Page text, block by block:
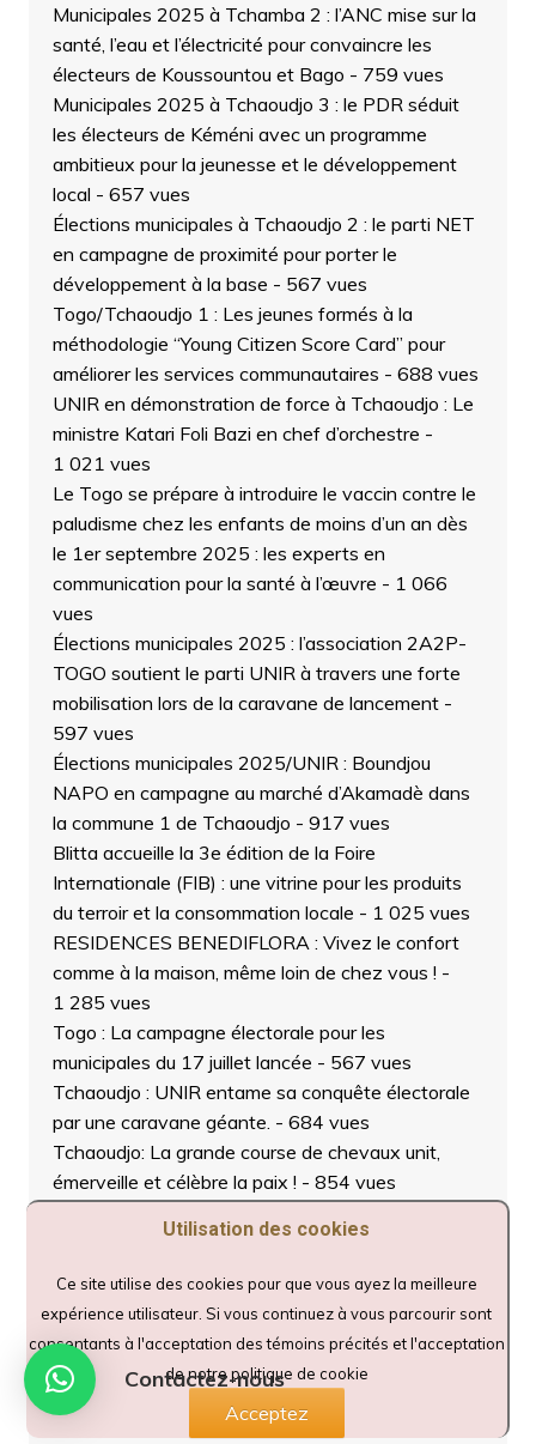
Municipales 2025 à Tchamba 2 : l’ANC mise sur la
santé, l’eau et l’électricité pour convaincre les
électeurs de Koussountou et Bago - 759 vues
Municipales 2025 à Tchaoudjo 3 : le PDR séduit
les électeurs de Kéméni avec un programme
ambitieux pour la jeunesse et le développement
local - 657 vues
Élections municipales à Tchaoudjo 2 : le parti NET
en campagne de proximité pour porter le
développement à la base - 567 vues
Togo/Tchaoudjo 1 : Les jeunes formés à la
méthodologie “Young Citizen Score Card” pour
améliorer les services communautaires - 688 vues
UNIR en démonstration de force à Tchaoudjo : Le
ministre Katari Foli Bazi en chef d’orchestre -
1 021 vues
Le Togo se prépare à introduire le vaccin contre le
paludisme chez les enfants de moins d’un an dès
le 1er septembre 2025 : les experts en
communication pour la santé à l’œuvre - 1 066
vues
Élections municipales 2025 : l’association 2A2P-
TOGO soutient le parti UNIR à travers une forte
mobilisation lors de la caravane de lancement-
597 vues
Élections municipales 2025/UNIR : Boundjou
NAPO en campagne au marché d’Akamadè dans
la commune 1 de Tchaoudjo - 917 vues
Blitta accueille la 3e édition de la Foire
Internationale (FIB) : une vitrine pour les produits
du terroir et la consommation locale - 1 025 vues
RESIDENCES BENEDIFLORA : Vivez le confort
comme à la maison, même loin de chez vous ! -
1 285 vues
Togo : La campagne électorale pour les
municipales du 17 juillet lancée - 567 vues
Tchaoudjo : UNIR entame sa conquête électorale
par une caravane géante. - 684 vues
Tchaoudjo: La grande course de chevaux unit,
émerveille et célèbre la paix ! - 854 vues
Dapaong pour Vos Séjours, Séminaires et
Sokodé : Lancement officiel de la campagne
nationale de vaccination contre les maladies
animales prioritaires 2025-2026- 1 054 vues
Tchaoudjo : La jeunesse se lève pour la paix, la
cohésion sociale et la République
Utilisation des cookies
Ce site utilise des cookies pour que vous ayez la meilleure
expérience utilisateur. Si vous continuez à vous parcourir sont
consentants à l'acceptation des témoins précités et l'acceptation
de notre politique de cookie
Acceptez
Contactez-nous